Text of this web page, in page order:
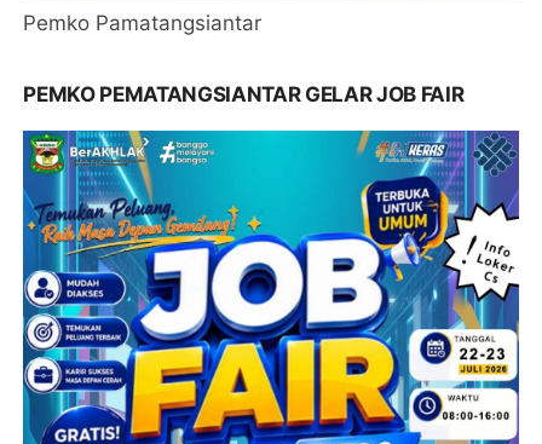
Pemko Pamatangsiantar
PEMKO PEMATANGSIANTAR GELAR JOB FAIR